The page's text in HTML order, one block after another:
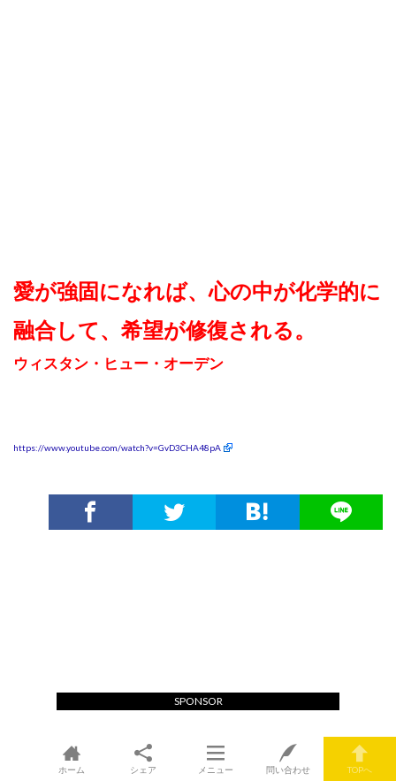
愛が強固になれば、心の中が化学的に
融合して、希望が修復される。
ウィスタン・ヒュー・オーデン
https://www.youtube.com/watch?v=GvD3CHA48pA
SPONSOR
ホーム シェア メニュー 問い合わせ TOPへ